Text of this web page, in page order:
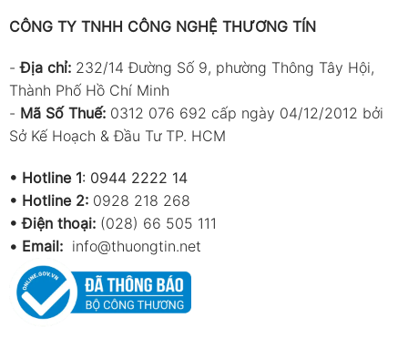
CÔNG TY TNHH CÔNG NGHỆ THƯƠNG TÍN
-Địa chỉ: 232/14 Đường Số 9, phường Thông Tây Hội,
Thành Phố Hồ Chí Minh
- Mã Số Thuế: 0312 076 692 cấp ngày 04/12/2012 bởi
Sở Kế Hoạch & Đầu Tư TP. HCM
• Hotline 1: 0944 2222 14
• Hotline 2: 0928 218 268
• Điện thoại: (028) 66 505 111
• Email: info@thuongtin.net